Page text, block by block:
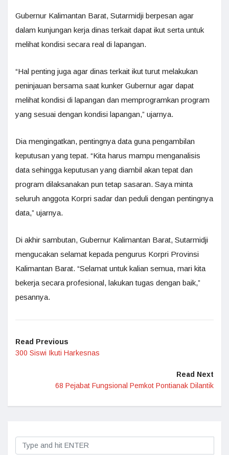
Gubernur Kalimantan Barat, Sutarmidji berpesan agar
dalam kunjungan kerja dinas terkait dapat ikut serta untuk
melihat kondisi secara real di lapangan.
“Hal penting juga agar dinas terkait ikut turut melakukan
peninjauan bersama saat kunker Gubernur agar dapat
melihat kondisi di lapangan dan memprogramkan program
yang sesuai dengan kondisi lapangan,” ujarnya.
Dia mengingatkan, pentingnya data guna pengambilan
keputusan yang tepat. “Kita harus mampu menganalisis
data sehingga keputusan yang diambil akan tepat dan
program dilaksanakan pun tetap sasaran. Saya minta
seluruh anggota Korpri sadar dan peduli dengan pentingnya
data,” ujarnya.
Di akhir sambutan, Gubernur Kalimantan Barat, Sutarmidji
mengucakan selamat kepada pengurus Korpri Provinsi
Kalimantan Barat. “Selamat untuk kalian semua, mari kita
bekerja secara profesional, lakukan tugas dengan baik,”
pesannya.
Read Previous
300 Siswi Ikuti Harkesnas
Read Next
68 Pejabat Fungsional Pemkot Pontianak Dilantik